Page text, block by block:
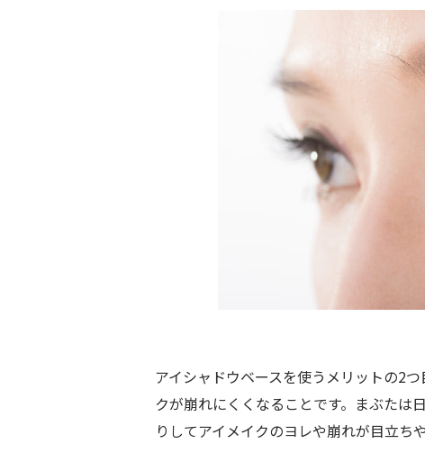
アイシャドウベースを使うメリットの2
クが崩れにくくなることです。まぶたは
りしてアイメイクのヨレや崩れが目立ち